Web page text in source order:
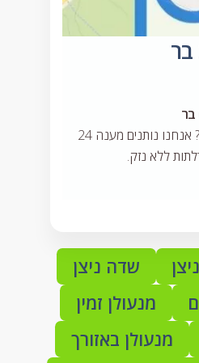
בר
בר
מחפש מנעולן בגבעות בר? אנחנו נותנים מענה 24
ללא נזק.
שדה ניצן
מנעולן זמין
מנעולן באזורך